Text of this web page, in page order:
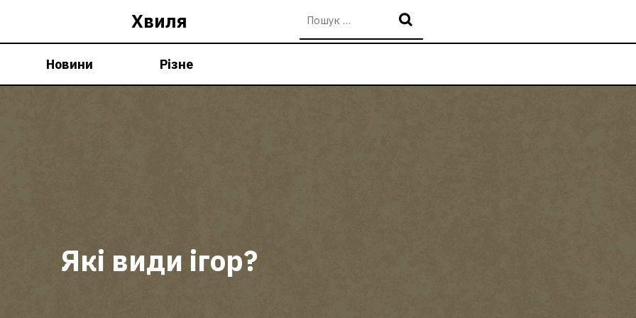
Хвиля
Новини Різне
Які види ігор?